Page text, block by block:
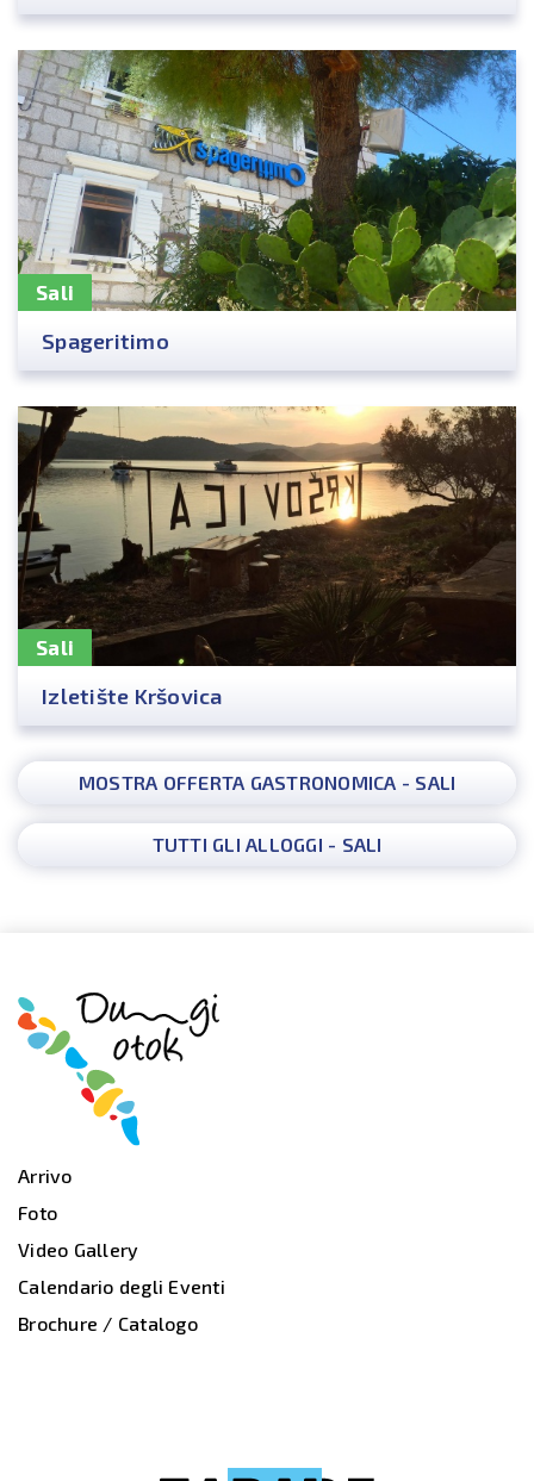
Sali
Spageritimo
Sali
Izletište Kršovica
MOSTRA OFFERTA GASTRONOMICA - SALI
TUTTI GLI ALLOGGI - SALI
Arrivo
Foto
Video Gallery
Calendario degli Eventi
Brochure / Catalogo